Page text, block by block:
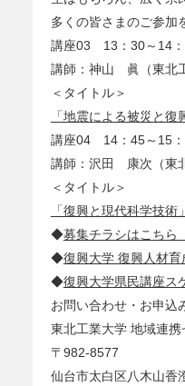
多くの皆さまのご参加
講座03 13：30～14
講師：神山 眞（東北
＜タイトル＞
「地震による被災と
講座04 14：45～15
講師：沢田 康次（東
＜タイトル＞
「復興と現代科学技術」
◆募集チラシはこちら
◆復興大学 復興人材育
◆復興大学県民講座ス
お問い合わせ・お申込
東北工業大学 地域連携
〒982-8577
仙台市太白区八木山香